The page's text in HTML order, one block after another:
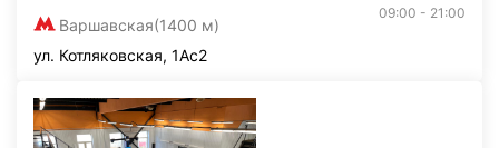
Варшавская(1400 м)
09:00 - 21:00
ул. Котляковская, 1Ас2